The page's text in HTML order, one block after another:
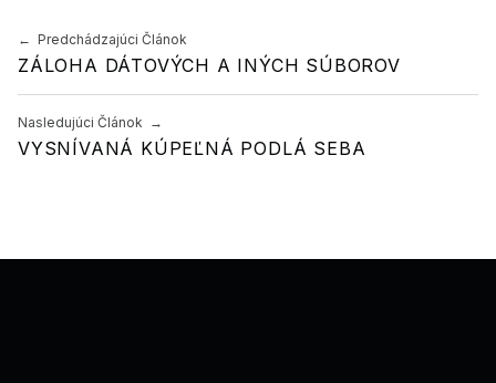
Navigácia v článku
Predchádzajúci Článok
ZÁLOHA DÁTOVÝCH A INÝCH SÚBOROV
Nasledujúci Článok
VYSNÍVANÁ KÚPEĽNÁ PODLÁ SEBA